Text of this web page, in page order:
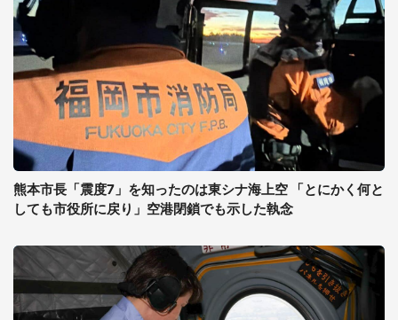
熊本市長「震度7」を知ったのは東シナ海上空 「とにかく何と
しても市役所に戻り」空港閉鎖でも示した執念